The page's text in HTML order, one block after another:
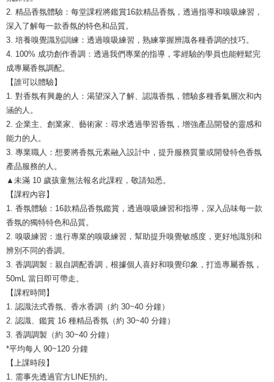
2. 精品香氛體驗：每堂課程將鑑賞16款精品香氛，透過指導和嗅吸練習，
深入了解每一款香氛的特色和品質。
3. 培養嗅覺識別訓練：透過嗅吸練習，熟練掌握辨識各種香調的技巧。
4. 100% 成功創作香調：透過我們專業的指導，零經驗的學員也能輕鬆完
成專屬香氛調配。
【誰可以體驗】
1. 對香氛有興趣的人：渴望深入了解、認識香氛，體驗多種香氣層次和內
涵的人。
2. 企業主、創業家、藝術家：尋求透過學習香氛，增強產品開發的靈感和
能力的人。
3. 專業職人：想要將香氛元素融入設計中，提升服務質量或開發特色香氛
產品服務的人。
▲未滿 10 歲孩童無法報名此課程，敬請知悉。
【課程內容】
1. 香氛體驗：16款精品香氛鑑賞，透過嗅吸練習和指導，深入品味每一款
香氛的獨特特色和品質。
2. 嗅吸練習：進行專業的嗅吸練習，幫助提升嗅覺敏感度，更好地識別和
辨別不同的香調。
3. 香調調製：親自調配香調，根據個人喜好和嗅覺印象，打造專屬香氛，
50mL 當日即可帶走。
【課程時間】
1. 認識法式香氛、香水香調（約 30~40 分鐘）
2. 認識、鑑賞 16 種精品香氛（約 30~40 分鐘）
3. 香調調製（約 30~40 分鐘）
*平均每人 90~120 分鐘
【上課時段】
1. 需事先透過官方LINE預約。